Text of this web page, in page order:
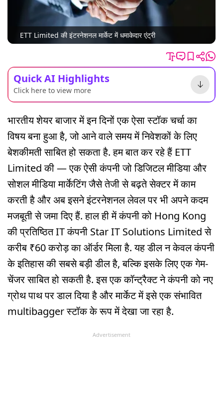
ETT Limited की इंटरनेशनल मार्केट में धमाकेदार एंट्री
Quick AI Highlights
Click here to view more
भारतीय शेयर बाजार में इन दिनों एक ऐसा स्टॉक चर्चा का
विषय बना हुआ है, जो आने वाले समय में निवेशकों के लिए
बेशकीमती साबित हो सकता है. हम बात कर रहे हैं ETT
Limited की — एक ऐसी कंपनी जो डिजिटल मीडिया और
सोशल मीडिया मार्केटिंग जैसे तेजी से बढ़ते सेक्टर में काम
करती है और अब इसने इंटरनेशनल लेवल पर भी अपने कदम
मजबूती से जमा दिए हैं. हाल ही में कंपनी को Hong Kong
की प्रतिष्ठित IT कंपनी Star IT Solutions Limited से
करीब ₹60 करोड़ का ऑर्डर मिला है. यह डील न केवल कंपनी
के इतिहास की सबसे बड़ी डील है, बल्कि इसके लिए एक गेम-
चेंजर साबित हो सकती है. इस एक कॉन्ट्रैक्ट ने कंपनी को नए
ग्रोथ पाथ पर डाल दिया है और मार्केट में इसे एक संभावित
multibagger स्टॉक के रूप में देखा जा रहा है.
Advertisement